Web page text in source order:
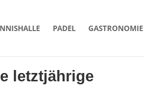
PADEL GASTRONOMIE
letztjährige